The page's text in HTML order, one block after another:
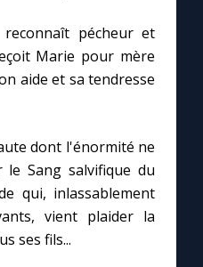
pécheur et
Marie pour mère
aide et sa tendresse
dont l'énormité ne
Sang salvifique du
qui, inlassablement
vient plaider la
ses fils...